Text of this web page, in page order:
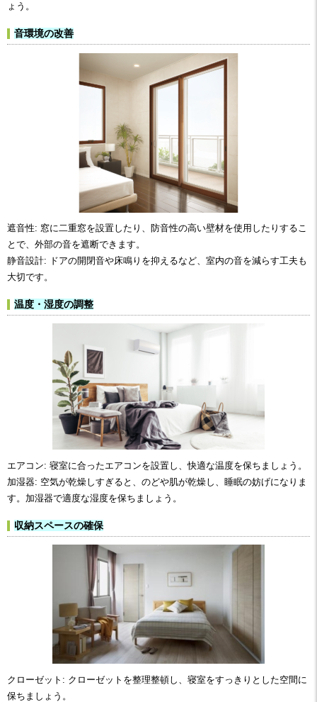
ょう。
音環境の改善
遮音性: 窓に二重窓を設置したり、防音性の高い壁材を使用したりするこ
とで、外部の音を遮断できます。
静音設計: ドアの開閉音や床鳴りを抑えるなど、室内の音を減らす工夫も
大切です。
温度・湿度の調整
エアコン: 寝室に合ったエアコンを設置し、快適な温度を保ちましょう。
加湿器: 空気が乾燥しすぎると、のどや肌が乾燥し、睡眠の妨げになりま
す。加湿器で適度な湿度を保ちましょう。
収納スペースの確保
クローゼット: クローゼットを整理整頓し、寝室をすっきりとした空間に
保ちましょう。